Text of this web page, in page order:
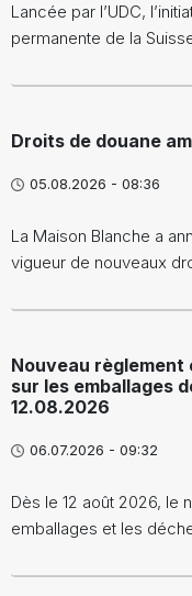
Lancée par l’UDC,
permanente de la
Droits de douane
05.08.2026 - 08:36
La Maison Blanche a
vigueur de nouveaux
Nouveau règlement
sur les emballages
12.08.2026
06.07.2026 - 09:32
Dès le 12 août 2026, le
emballages et les